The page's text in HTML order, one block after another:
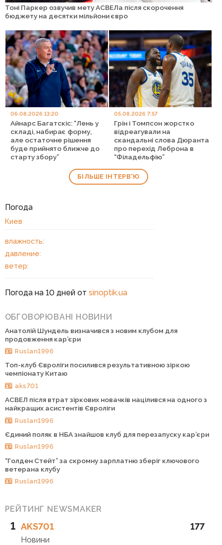
Тоні Паркер озвучив мету АСВЕЛа після скорочення
бюджету на десятки мільйони євро
06.08.2026 13:20
Айнарс Багатскіс: “Лень у
складі, набирає форму,
але остаточне рішення
буде прийнято ближче до
старту збору”
05.08.2026 7:57
Грін і Томпсон жорстко
відреагували на
скандальні слова Дюранта
про перехід Леброна в
“Філадельфію”
БІЛЬШЕ ІНТЕРВ'Ю
Погода
Киев
влажность:
давление:
ветер:
Погода на 10 дней от sinoptik.ua
ОБГОВОРЮВАНІ НОВИНИ
Анатолій Шундель визначився з новим клубом для
продовження кар’єри
Ruslan1996
Топ-клуб Євроліги посилився результативною зіркою
чемпіонату Китаю
aks701
АСВЕЛ після втрат зіркових новачків націлився на одного з
найкращих асистентів Євроліги
Ruslan1996
Єдиний поляк в НБА знайшов клуб для перезапуску кар’єри
Ruslan1996
“Голден Стейт” за скромну зарплатню зберіг ключового
ветерана клубу
Ruslan1996
РЕЙТИНГ NEWSMAKER
1 AKS701
Новини
177